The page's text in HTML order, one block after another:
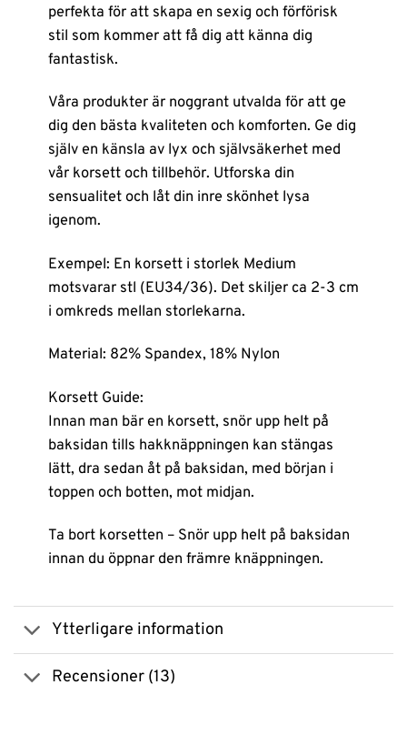
perfekta för att skapa en sexig och förförisk
stil som kommer att få dig att känna dig
fantastisk.
Våra produkter är noggrant utvalda för att ge
dig den bästa kvaliteten och komforten. Ge dig
själv en känsla av lyx och självsäkerhet med
vår korsett och tillbehör. Utforska din
sensualitet och låt din inre skönhet lysa
igenom.
Exempel: En korsett i storlek Medium
motsvarar stl (EU34/36). Det skiljer ca 2-3 cm
i omkreds mellan storlekarna.
Material: 82% Spandex, 18% Nylon
Korsett Guide:
Innan man bär en korsett, snör upp helt på
baksidan tills hakknäppningen kan stängas
lätt, dra sedan åt på baksidan, med början i
toppen och botten, mot midjan.
Ta bort korsetten – Snör upp helt på baksidan
innan du öppnar den främre knäppningen.
Ytterligare information
Recensioner (13)